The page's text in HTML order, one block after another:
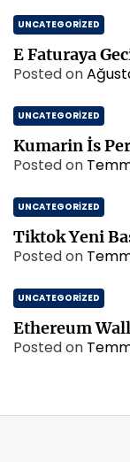
UNCATEGORIZED
E Faturaya
Posted on
UNCATEGORIZED
Kumarin İs
Posted on
UNCATEGORIZED
Tiktok Yeni
Posted on
UNCATEGORIZED
Ethereum
Posted on